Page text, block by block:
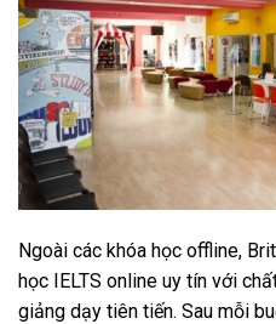
Ngoài các khóa học offline,
học IELTS online uy tín với
giảng dạy tiên tiến. Sau mỗi